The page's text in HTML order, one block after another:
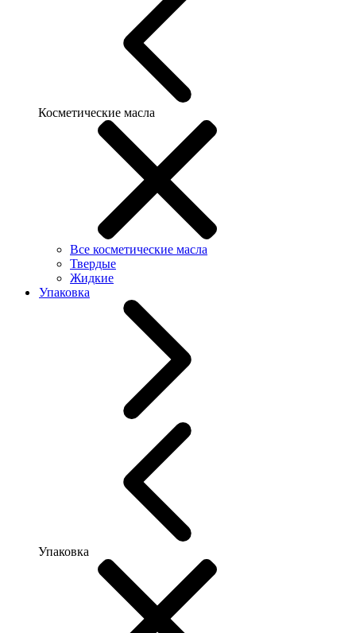
Косметические масла
Все косметические масла
Твердые
Жидкие
Упаковка
Упаковка